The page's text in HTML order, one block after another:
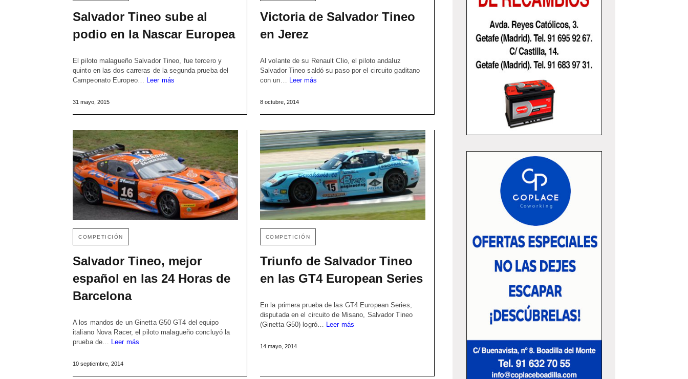
Salvador Tineo sube al
podio en la Nascar Europea
El piloto malagueño Salvador Tineo, fue tercero y
quinto en las dos carreras de la segunda prueba del
Campeonato Europeo… Leer más
31 mayo, 2015
Victoria de Salvador Tineo
en Jerez
Al volante de su Renault Clio, el piloto andaluz
Salvador Tineo saldó su paso por el circuito gaditano
con un… Leer más
8 octubre, 2014
COMPETICIÓN
Salvador Tineo, mejor
español en las 24 Horas de
Barcelona
A los mandos de un Ginetta G50 GT4 del equipo
italiano Nova Racer, el piloto malagueño concluyó la
prueba de…
Leer más
10 septiembre, 2014
COMPETICIÓN
Triunfo de Salvador Tineo
en las GT4 European Series
En la primera prueba de las GT4 European Series,
disputada en el circuito de Misano, Salvador Tineo
(Ginetta G50) logró…
Leer más
14 mayo, 2014